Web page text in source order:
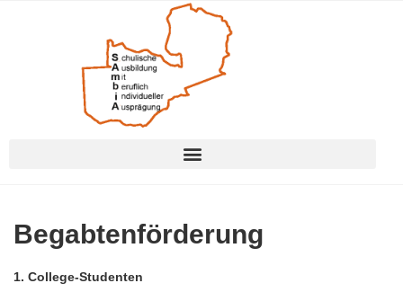
Begabtenförderung
1. College-Studenten